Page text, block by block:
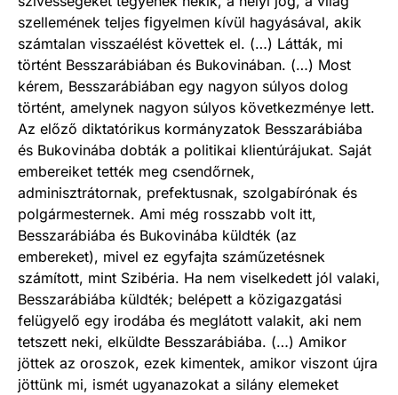
szellemének teljes figyelmen kívül hagyásával, akik
számtalan visszaélést követtek el. (…) Látták, mi
történt Besszarábiában és Bukovinában. (…) Most
kérem, Besszarábiában egy nagyon súlyos dolog
történt, amelynek nagyon súlyos következménye lett.
Az előző diktatórikus kormányzatok Besszarábiába
és Bukovinába dobták a politikai klientúrájukat. Saját
embereiket tették meg csendőrnek,
adminisztrátornak, prefektusnak, szolgabírónak és
polgármesternek. Ami még rosszabb volt itt,
Besszarábiába és Bukovinába küldték (az
embereket), mivel ez egyfajta száműzetésnek
számított, mint Szibéria. Ha nem viselkedett jól valaki,
Besszarábiába küldték; belépett a közigazgatási
felügyelő egy irodába és meglátott valakit, aki nem
tetszett neki, elküldte Besszarábiába. (…) Amikor
jöttek az oroszok, ezek kimentek, amikor viszont újra
jöttünk mi, ismét ugyanazokat a silány elemeket